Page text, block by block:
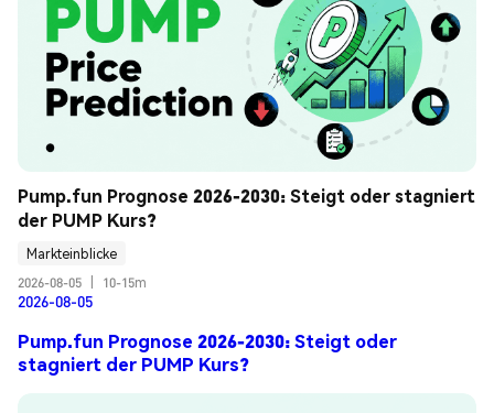
Pump.fun Prognose 2026-2030: Steigt oder stagniert
der PUMP Kurs?
Markteinblicke
2026-08-05
10-15m
2026-08-05
Pump.fun Prognose 2026-2030: Steigt oder
stagniert der PUMP Kurs?